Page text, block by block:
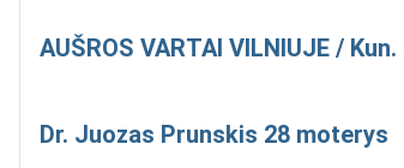
AUŠROS VARTAI VILNIUJE /
Dr. Juozas Prunskis 28 moterys